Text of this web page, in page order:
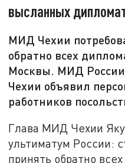
высланных
МИД Чехии
обратно всех
Москвы. МИД России
Чехии объявил
работников
Глава МИД Чехии
ультиматум России:
принять обратно